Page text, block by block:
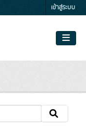
เข้าสู่ระบบ